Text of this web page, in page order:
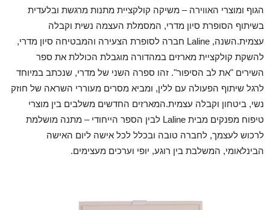
הגוף ומוצרי האווירה – משיקה קולקציית מתנות מרגשת ובלעדית
בשיתוף הסופרת סיון מדרי, המסמלת העצמה נשית וקבלה
עצמית.השנה, Laline חברה לסופרת הצעירה והמבטיחה סיון מדרי,
להשקת קולקציית מארזים במהדורה מוגבלת הכוללת את ספר
השירים "את לב הסיפור". זהו ספרה השני של מדרי, שנכתב במיוחד
לרגל שיתוף הפעולה עם ללין, ומביא מסרים מעוררי השראה של חוזק
נשי, ביטחון וקבלה עצמית.המארזים החדשים משלבים בין מוצרי
טיפוח מפנקים מבית Laline לבין הספר הייחודי – מתנה מושלמת
לרכוש לעצמך, לחברה טובה ובכלל לכל אישה ליום האישה
הבינלאומי, המשלבת בין רוגע, יופי וערכים מעצימים.